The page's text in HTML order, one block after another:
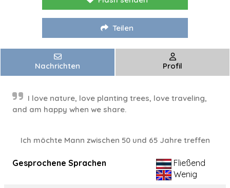
Teilen
Nachrichten Profil
I love nature, love planting trees, love traveling,
and am happy when we share.
Ich möchte Mann zwischen 50 und 65 Jahre treffen
Gesprochene Sprachen
Fließend
Wenig